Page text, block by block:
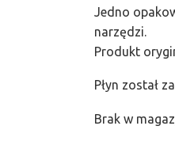
Jedno
narzędzi.
Produkt
Płyn został
Brak w